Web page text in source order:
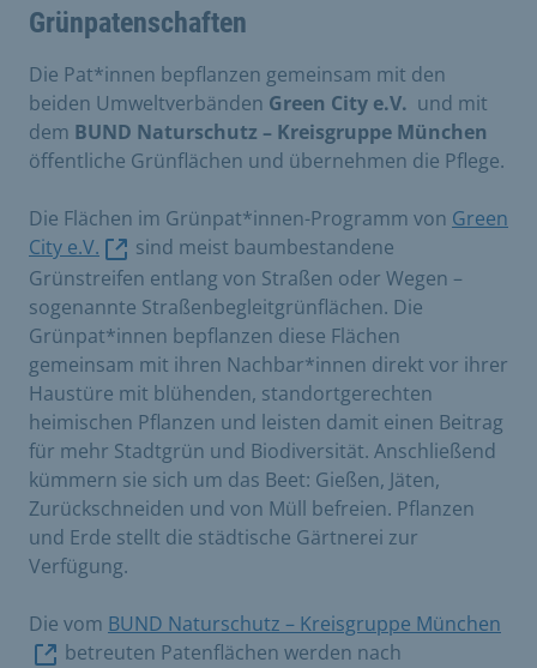
Grünpatenschaften
Die Pat*innen bepflanzen gemeinsam mit den
beiden Umweltverbänden Green City e.V. und mit
dem BUND Naturschutz – Kreisgruppe München
öffentliche Grünflächen und übernehmen die Pflege.
Die Flächen im Grünpat*innen-Programm von Green
City e.V.
sind meist baumbestandene
Grünstreifen entlang von Straßen oder Wegen –
sogenannte Straßenbegleitgrünflächen. Die
Grünpat*innen bepflanzen diese Flächen
gemeinsam mit ihren Nachbar*innen direkt vor ihrer
Haustüre mit blühenden, standortgerechten
heimischen Pflanzen und leisten damit einen Beitrag
für mehr Stadtgrün und Biodiversität. Anschließend
kümmern sie sich um das Beet: Gießen, Jäten,
Zurückschneiden und von Müll befreien. Pflanzen
und Erde stellt die städtische Gärtnerei zur
Verfügung.
Die vom BUND Naturschutz – Kreisgruppe München
betreuten Patenflächen werden nach